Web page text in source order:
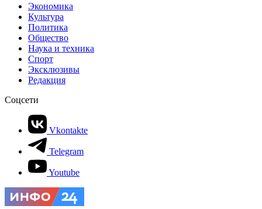
Экономика
Культура
Политика
Общество
Наука и техника
Спорт
Эксклюзивы
Редакция
Соцсети
Vkontakte
Telegram
Youtube